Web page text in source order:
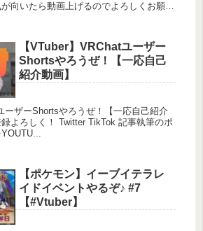
向いたら動画上げるのでよろしくお願い
【VTuber】VRChatユーザー
Shortsやろうぜ！【一応自己
紹介動画】
ーザーShortsやろうぜ！【一応自己紹介
続きをYOUTU...
【ポケモン】イーブイテラレ
イドイベントやるぞ♪ #7
【#Vtuber】